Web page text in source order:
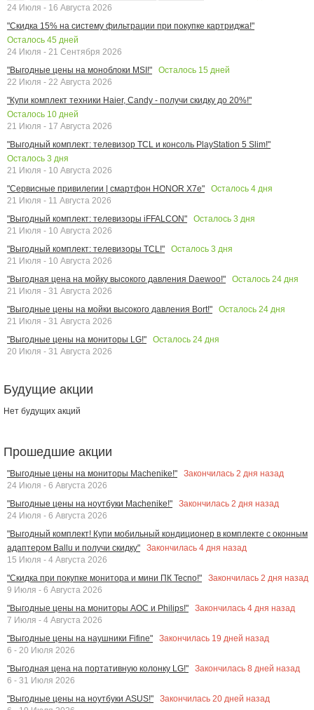
24 Июля - 16 Августа 2026
"Скидка 15% на систему фильтрации при покупке картриджа!"
Осталось 45 дней
24 Июля - 21 Сентября 2026
"Выгодные цены на моноблоки MSI!"
Осталось 15 дней
22 Июля - 22 Августа 2026
"Купи комплект техники Haier, Candy - получи скидку до 20%!"
Осталось 10 дней
21 Июля - 17 Августа 2026
"Выгодный комплект: телевизор TCL и консоль PlayStation 5 Slim!"
Осталось 3 дня
21 Июля - 10 Августа 2026
"Сервисные привилегии | смартфон HONOR X7e"
Осталось 4 дня
21 Июля - 11 Августа 2026
"Выгодный комплект: телевизоры iFFALCON"
Осталось 3 дня
21 Июля - 10 Августа 2026
"Выгодный комплект: телевизоры TCL!"
Осталось 3 дня
21 Июля - 10 Августа 2026
"Выгодная цена на мойку высокого давления Daewoo!"
Осталось 24 дня
21 Июля - 31 Августа 2026
"Выгодные цены на мойки высокого давления Bort!"
Осталось 24 дня
21 Июля - 31 Августа 2026
"Выгодные цены на мониторы LG!"
Осталось 24 дня
20 Июля - 31 Августа 2026
Будущие акции
Нет будущих акций
Прошедшие акции
"Выгодные цены на мониторы Machenike!" Закончилась 2 дня назад
24 Июля - 6 Августа 2026
"Выгодные цены на ноутбуки Machenike!"
Закончилась 2 дня назад
24 Июля - 6 Августа 2026
"Выгодный комплект! Купи мобильный кондиционер в комплекте с оконным
адаптером Ballu и получи скидку"
Закончилась 4 дня назад
15 Июля - 4 Августа 2026
"Скидка при покупке монитора и мини ПК Tecno!"
Закончилась 2 дня назад
9 Июля - 6 Августа 2026
"Выгодные цены на мониторы AOC и Philips!"
Закончилась 4 дня назад
7 Июля - 4 Августа 2026
"Выгодные цены на наушники Fifine"
Закончилась 19 дней назад
6 - 20 Июля 2026
"Выгодная цена на портативную колонку LG!"
Закончилась 8 дней назад
6 - 31 Июля 2026
"Выгодные цены на ноутбуки ASUS!"
Закончилась 20 дней назад